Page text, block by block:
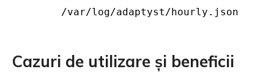
/var/log/adaptyst/hourly.json
Cazuri de utilizare și beneficii